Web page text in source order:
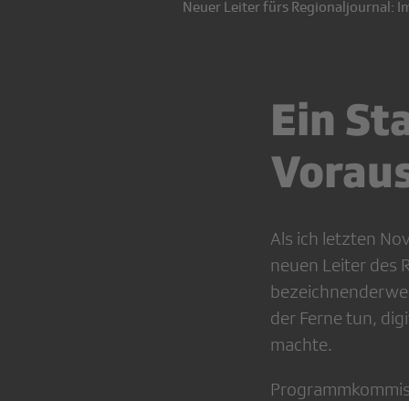
Neuer Leiter fürs Regionaljournal:
Ein
Als ich letzten
neuen Leiter des
der Ferne tun,
machte.